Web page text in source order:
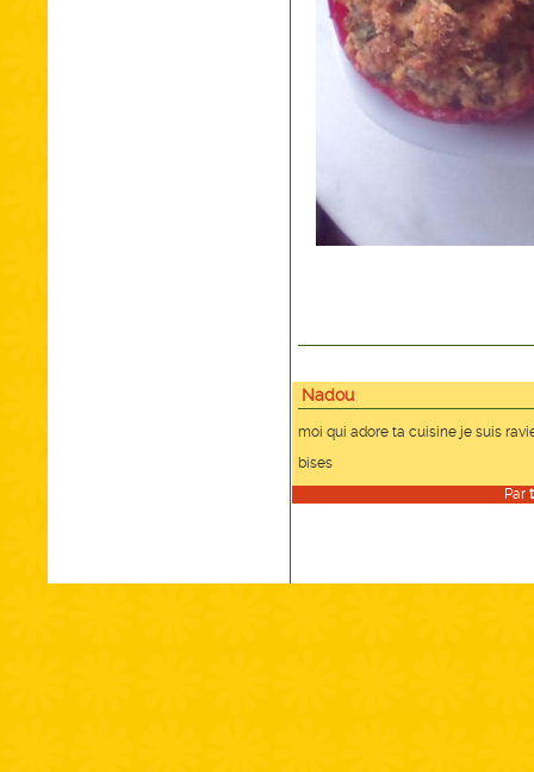
Nadou
moi qui adore ta cuisine je suis
bises
Par